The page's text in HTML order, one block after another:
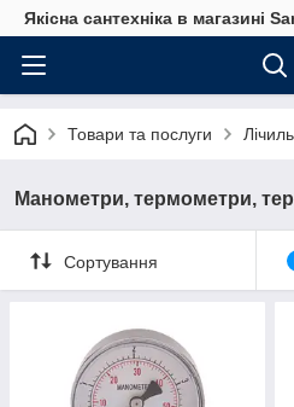
Якісна сантехніка в магазині
Товари та послуги
Манометри, термометри,
Сортування